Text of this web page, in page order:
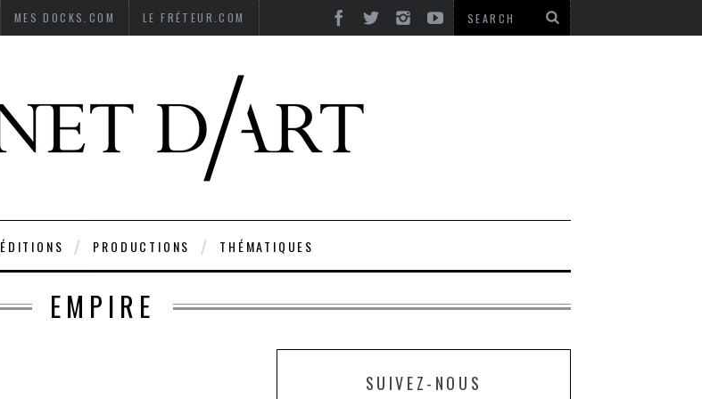
MES DOCKS.COM LE FRÉTEUR.COM
ÉDITIONS PRODUCTIONS THÉMATIQUES
EMPIRE
SUIVEZ-NOUS